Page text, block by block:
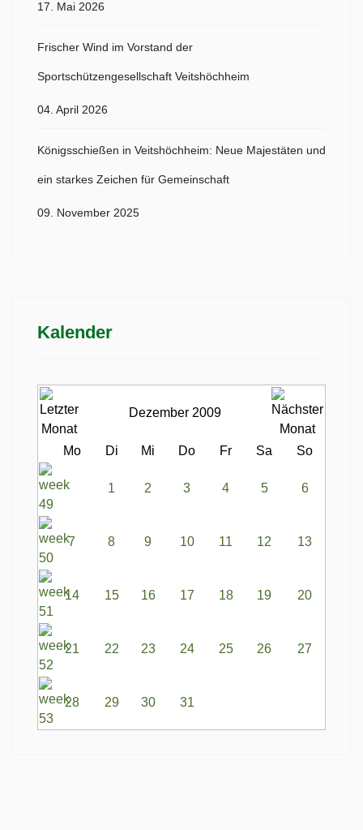
17. Mai 2026
Frischer Wind im Vorstand der
Sportschützengesellschaft Veitshöchheim
04. April 2026
Königsschießen in Veitshöchheim: Neue Majestäten und
ein starkes Zeichen für Gemeinschaft
09. November 2025
Kalender
Dezember 2009
Mo Di Mi Do Fr Sa So
1 2 3 4 5 6
7 8 9 10 11 12 13
14 15 16 17 18 19 20
21 22 23 24 25 26 27
28 29 30 31